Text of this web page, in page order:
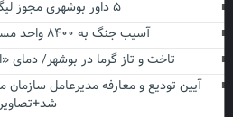
آسیب جنگ به ۸۴۰۰ واحد مسکونی-تجاری بوشهر
تاخت و تاز گرما در بوشهر/ دمای «اهرم» به
آیین تودیع و معارفه مدیرعامل سازمان
شد+تصاویر